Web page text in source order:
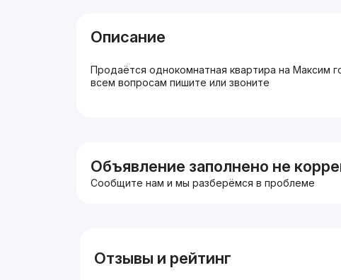
Описание
Продаётся однокомнатная квартира на Максим
всем вопросам пишите или звоните
Объявление заполнено не
Сообщите нам и мы разберёмся в проблеме
Отзывы и рейтинг